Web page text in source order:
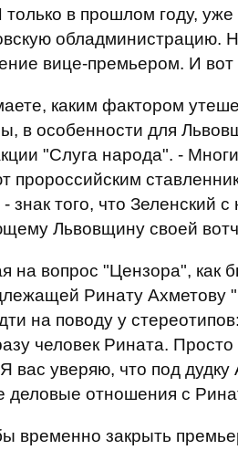
только в прошлом году,
обладминистрацию.
вице-премьером. И вот
каким фактором
в особенности для
"Слуга народа". -
пророссийским
- знак того, что Зеленский
Львовщину своей
на вопрос "Цензора", как
Ринату Ахметову
на поводу у
человек Рината.
вас уверяю, что под
деловые отношения с
временно закрыть